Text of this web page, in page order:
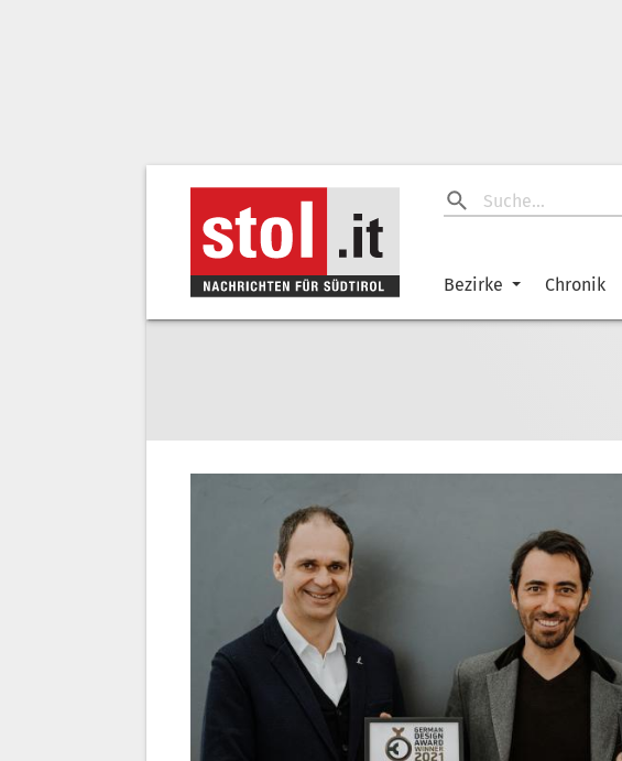
Bezirke Chronik